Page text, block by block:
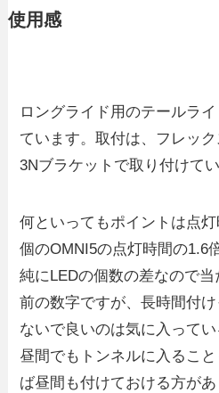
使用感
ロングライド用のテールラ
ています。取付は、フレッ
3Nブラケットで取り付けてい
何といってもポイントは点
個のOMNI5の点灯時間の1.6
純にLEDの個数の差なので
前の数字ですが、長時間付
ないで良いのは気に入って
昼間でもトンネルに入るこ
ば昼間も付けておける方があ